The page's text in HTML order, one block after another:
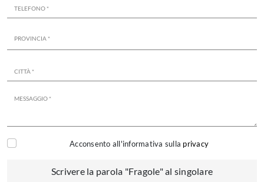
Acconsento all'informativa sulla privacy
Scrivere la parola "Fragole" al singolare